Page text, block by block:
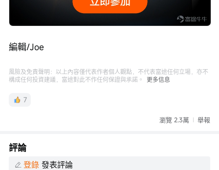
編輯/Joe
風險及免責聲明：以上內容僅代表作者個人觀點，不代表富途任何立場，亦不
構成任何投資建議，富途對此不作任何保證與承諾。
更多信息
7
瀏覽 2.3萬 舉報
評論
登錄 發表評論